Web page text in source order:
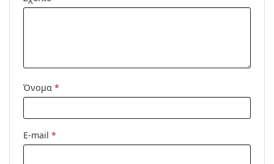
Μοντέλο:
Όνομα *
E-mail *